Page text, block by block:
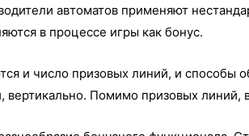
автоматов применяют
в процессе игры как бонус.
и число призовых линий, и
вертикально. Помимо призовых